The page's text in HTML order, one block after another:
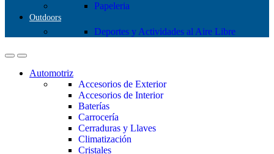
Papeleria
Outdoors
Deportes y Actividades al Aire Libre
Automotriz
Accesorios de Exterior
Accesorios de Interior
Baterías
Carrocería
Cerraduras y Llaves
Climatización
Cristales